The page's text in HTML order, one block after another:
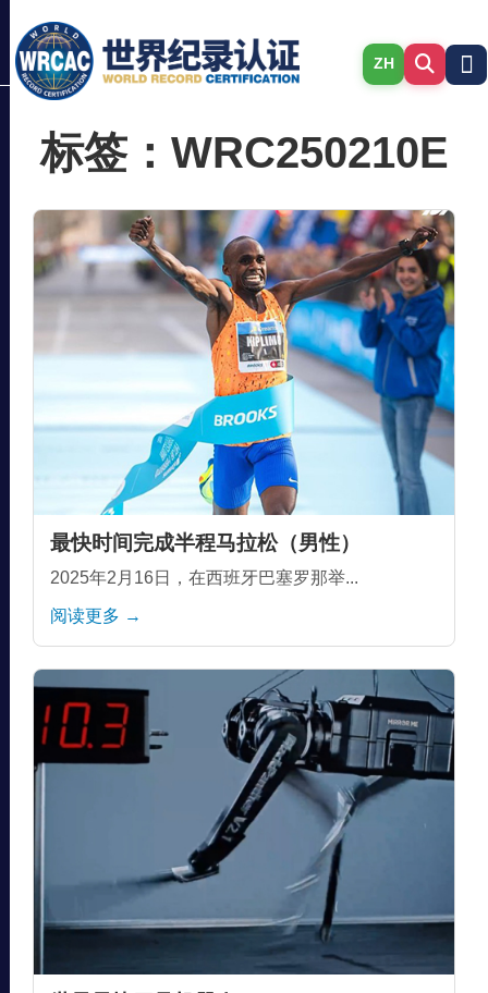
ZH
标签：WRC250210E
最快时间完成半程马拉松（男性）
2025年2月16日，在西班牙巴塞罗那举...
阅读更多 →